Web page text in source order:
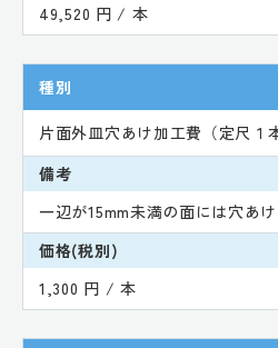
49,520 円 / 本
種別
片面外皿穴あけ加工費（定尺１
備考
一辺が15mm未満の面には穴あ
価格(税別)
1,300 円 / 本